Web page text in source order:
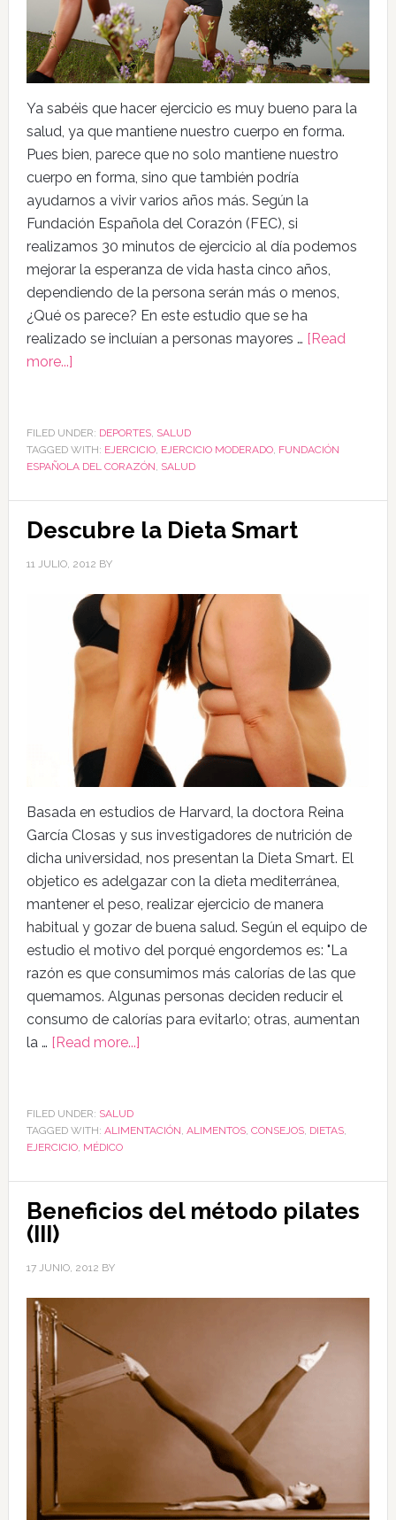
Ya sabéis que hacer ejercicio es muy bueno para la
salud, ya que mantiene nuestro cuerpo en forma.
Pues bien, parece que no solo mantiene nuestro
cuerpo en forma, sino que también podría
ayudarnos a vivir varios años más. Según la
Fundación Española del Corazón (FEC), si
realizamos 30 minutos de ejercicio al día podemos
mejorar la esperanza de vida hasta cinco años,
dependiendo de la persona serán más o menos,
¿Qué os parece? En este estudio que se ha
realizado se incluían a personas mayores … [Read
more...]
FILED UNDER: DEPORTES, SALUD
TAGGED WITH: EJERCICIO, EJERCICIO MODERADO, FUNDACIÓN
ESPAÑOLA DEL CORAZÓN SALUD
Descubre la Dieta Smart
11 JULIO, 2012 BY
Basada en estudios de Harvard, la doctora Reina
García Closas y sus investigadores de nutrición de
dicha universidad, nos presentan la Dieta Smart. El
objetico es adelgazar con la dieta mediterránea,
mantener el peso, realizar ejercicio de manera
habitual y gozar de buena salud. Según el equipo de
estudio el motivo del porqué engordemos es: "La
razón es que consumimos más calorías de las que
quemamos. Algunas personas deciden reducir el
consumo de calorías para evitarlo; otras, aumentan
la … [Read more...]
FILED UNDER: SALUD
TAGGED WITH: ALIMENTACIÓN ALIMENTOS, CONSEJOS, DIETAS,
EJERCICIO, MÉDICO
Beneficios del método pilates
(III)
17 JUNIO, 2012 BY